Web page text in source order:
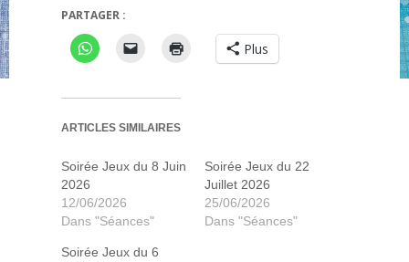
PARTAGER :
Plus
ARTICLES SIMILAIRES
Soirée Jeux du 8 Juin
2026
12/06/2026
Dans "Séances"
Soirée Jeux du 22
Juillet 2026
25/06/2026
Dans "Séances"
Soirée Jeux du 6